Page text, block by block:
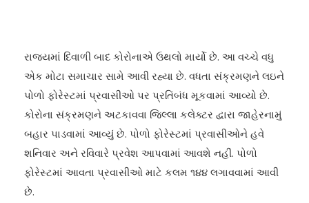
રાજ્યમાં દિવાળી બાદ કોરોનાએ ઉથલો માર્યો છે. આ વચ્ચે વધુ
એક મોટા સમાચાર સામે આવી રહ્યા છે. વધતા સંક્રમણને લઇને
પોળો ફોરેસ્ટમાં પ્રવાસીઓ પર પ્રતિંબંધ મૂકવામાં આવ્યો છે.
કોરોના સંક્રમણને અટકાવવા જિલ્લા કલેક્ટર દ્વારા જાહેરનામું
બહાર પાડવામાં આવ્યું છે. પોળો ફોરેસ્ટમાં પ્રવાસીઓને હવે
શનિવાર અને રવિવારે પ્રવેશ આપવામાં આવશે નહીં. પોળો
ફોરેસ્ટમાં આવતા પ્રવાસીઓ માટે કલમ ૧૪૪ લગાવવામાં આવી
છે.